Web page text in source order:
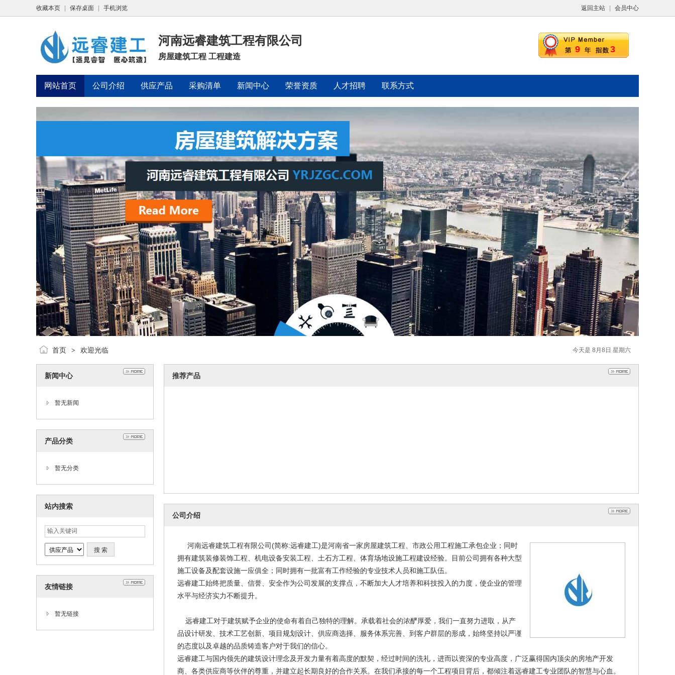
返回主站 会员中心
收藏本页 保存桌面 手机浏览
9 3
河南远睿建筑工程有限公司
房屋建筑工程 工程建造
网站首页 公司介绍 供应产品 采购清单 新闻中心 荣誉资质 人才招聘 联系方式
今天是 8月8日 星期六
首页 > 欢迎光临
新闻中心
暂无新闻
产品分类
暂无分类
站内搜索
友情链接
暂无链接
推荐产品
公司介绍
河南远睿建筑工程有限公司(简称:远睿建工)是河南省一家房屋建筑工程、市政公用工程施工承包企业；同时
拥有建筑装修装饰工程、机电设备安装工程、土石方工程、体育场地设施工程建设经验。目前公司拥有各种大型
施工设备及配套设施一应俱全；同时拥有一批富有工作经验的专业技术人员和施工队伍。
远睿建工始终把质量、信誉、安全作为公司发展的支撑点，不断加大人才培养和科技投入的力度，使企业的管理
水平与经济实力不断提升。
远睿建工对于建筑赋予企业的使命有着自己独特的理解。承载着社会的浓酽厚爱，我们一直努力进取，从产
品设计研发、技术工艺创新、项目规划设计、供应商选择、服务体系完善、到客户群层的形成，始终坚持以严谨
的态度以及卓越的品质铸造客户对于我们的信心。
远睿建工与国内领先的建筑设计理念及开发力量有着高度的默契，经过时间的洗礼，进而以资深的专业高度，广泛赢得国内顶尖的房地产开发
商、各类供应商等伙伴的尊重，并建立起长期良好的合作关系。在我们承接的每一个工程项目背后，都倾注着远睿建工专业团队的智慧与心血。